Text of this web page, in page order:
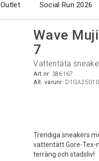
Outlet Social Run 2026
Wave
7
Vattentäta
Art.nr: 386167
Alt. varunr:
Trendiga sneakers
vattentätt Gore-
terräng och stadsliv!